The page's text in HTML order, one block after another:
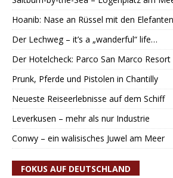
Hoanib: Nase an Rüssel mit den Elefanten
Der Lechweg – it’s a „wanderful“ life…
Der Hotelcheck: Parco San Marco Resort
Prunk, Pferde und Pistolen in Chantilly
Neueste Reiseerlebnisse auf dem Schiff
Leverkusen – mehr als nur Industrie
Conwy – ein walisisches Juwel am Meer
FOKUS AUF DEUTSCHLAND